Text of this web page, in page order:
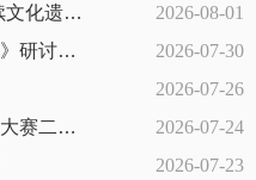
“艺术与科技融合视域下的可持续文化遗产保护修复”2026年江苏省...
2026-08-01
南艺主创音乐微短剧《风吹稻浪》研讨会在京举行
2026-07-30
2026-07-26
南艺首获全国高校教师教学创新大赛二等奖
2026-07-24
2026-07-23